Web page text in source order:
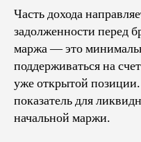
Часть дохода
задолженности перед
маржа — это
поддерживаться на
уже открытой
показатель для
начальной маржи.